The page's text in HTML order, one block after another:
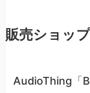
販売ショッ
AudioThing「